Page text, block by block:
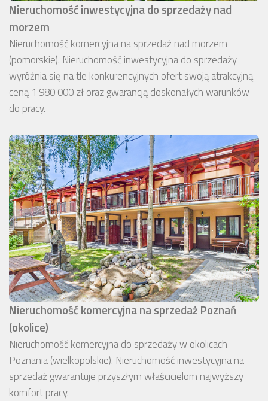
Nieruchomość inwestycyjna do sprzedaży nad
morzem
Nieruchomość komercyjna na sprzedaż nad morzem
(pomorskie). Nieruchomość inwestycyjna do sprzedaży
wyróżnia się na tle konkurencyjnych ofert swoją atrakcyjną
ceną 1 980 000 zł oraz gwarancją doskonałych warunków
do pracy.
Nieruchomość komercyjna na sprzedaż Poznań
(okolice)
Nieruchomość komercyjna do sprzedaży w okolicach
Poznania (wielkopolskie). Nieruchomość inwestycyjna na
sprzedaż gwarantuje przyszłym właścicielom najwyższy
komfort pracy.